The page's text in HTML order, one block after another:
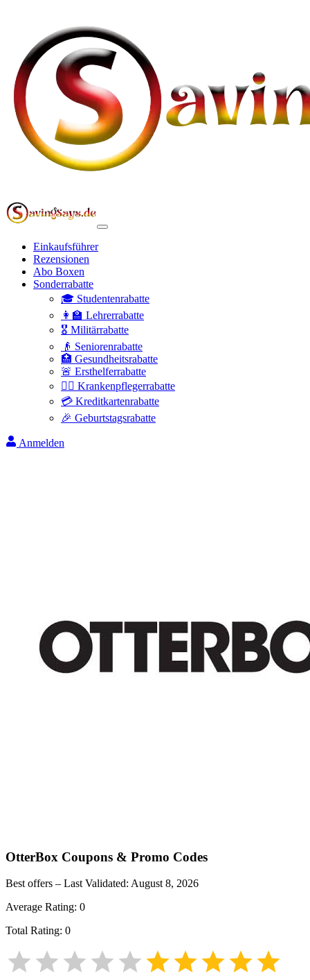
Einkaufsführer
Rezensionen
Abo Boxen
Sonderrabatte
🎓 Studentenrabatte
👩‍🏫 Lehrerrabatte
🎖️ Militärrabatte
👴 Seniorenrabatte
🏥 Gesundheitsrabatte
🚨 Ersthelferrabatte
👩‍⚕️ Krankenpflegerrabatte
💳 Kreditkartenrabatte
🎉 Geburtstagsrabatte
Anmelden
OtterBox Coupons & Promo Codes
Best offers – Last Validated: August 8, 2026
Average Rating: 0
Total Rating: 0